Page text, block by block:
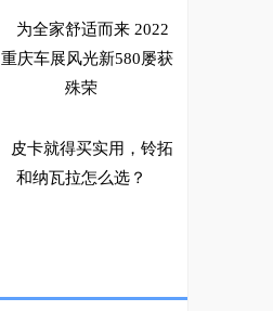
为全家舒适而来 2022
重庆车展风光新580屡获
殊荣
皮卡就得买实用，铃拓
和纳瓦拉怎么选？
Pro，三好女神元气之